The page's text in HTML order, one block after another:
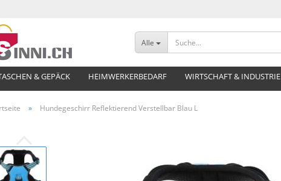
Alle
& GEPÄCK HEIMWERKERBEDARF WIRTSCHAFT & INDUSTRIE
»
Hundegeschirr Reflektierend Verstellbar Blau L